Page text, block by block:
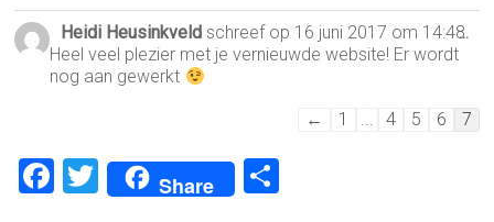
Heidi Heusinkveld schreef op 16 juni 2017 om 14:48
Heel veel plezier met je vernieuwde website! Er wordt
nog aan gewerkt
...
Navigatie
← 1 ... 4 5 6 7
F
T
wi
Share